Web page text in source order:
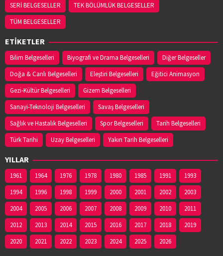
SERİ BELGESELLER
TEK BÖLÜMLÜK BELGESELLER
TÜM BELGESELLER
ETİKETLER
Bilim Belgeselleri Biyografi ve Drama Belgeselleri
Diğer Belgeseller
Doğa & Canlı Belgeselleri
Eleştiri Belgeselleri
Eğitici Animasyon
Gezi-Kültür Belgeselleri
Gizem Belgeselleri
Sanayi-Teknoloji Belgeselleri
Savaş Belgeselleri
Sağlık ve Hastalık Belgeselleri
Spor Belgeselleri
Tarih Belgeselleri
Türk Tarihi
Uzay Belgeselleri Yakın Tarih Belgeselleri
YILLAR
1961 1964 1976 1978 1980 1985 1991
1993
1994
1996 1998 1999 2000 2001 2002
2003
2004
2005 2006 2007 2008 2009 2010
2011
2012
2013 2014 2015 2016 2017 2018
2019
2020
2021 2022 2023 2024 2025 2026